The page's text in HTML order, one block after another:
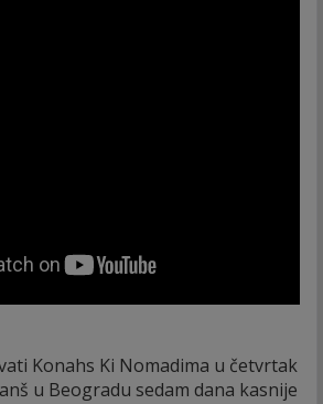
Konahs Ki Nomadima u četvrtak
u Beogradu sedam dana kasnije